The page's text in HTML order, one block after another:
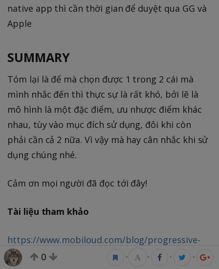
native app thì cần thời gian để duyệt qua GG và
Apple
SUMMARY
Tóm lại là để mà chọn được 1 trong 2 cái mà
mình nhắc đến thì thực sự là rất khó, bởi lẽ là
mô hình là một đặc điểm, ưu nhược điểm khác
nhau, tùy vào mục đích sử dụng, đôi khi còn
phải cần cả 2 nữa. Vì vậy mà hay cân nhắc khi sử
dụng chúng nhé.
Cảm ơn mọi người đã đọc tới đây!
Tài liệu tham khảo
https://www.mobiloud.com/blog/progressive-
web-apps-vs-native-apps/
0 • • • •